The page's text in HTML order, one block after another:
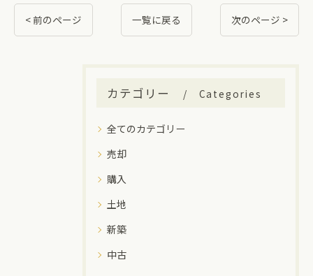
< 前のページ 一覧に戻る 次のページ >
カテゴリー Categories
全てのカテゴリー
売却
購入
土地
新築
中古